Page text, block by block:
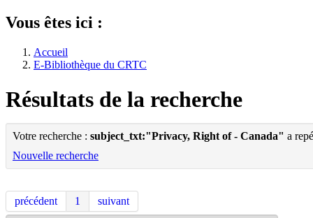
Vous êtes ici :
Accueil
E-Bibliothèque du CRTC
Résultats de la recherche
Votre recherche : subject_txt:"Privacy, Right of - Canada" a
Nouvelle recherche
précédent 1 suivant